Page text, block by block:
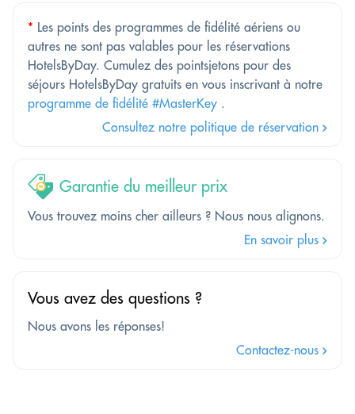
* Les points des programmes de fidélité aériens ou
autres ne sont pas valables pour les réservations
HotelsByDay. Cumulez des pointsjetons pour des
séjours HotelsByDay gratuits en vous inscrivant à notre
programme de fidélité #MasterKey .
Consultez notre politique de réservation
Garantie du meilleur prix
Vous trouvez moins cher ailleurs ? Nous nous alignons.
En savoir plus
Vous avez des questions ?
Nous avons les réponses!
Contactez-nous